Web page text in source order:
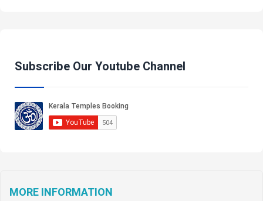
Subscribe Our Youtube Channel
MORE INFORMATION